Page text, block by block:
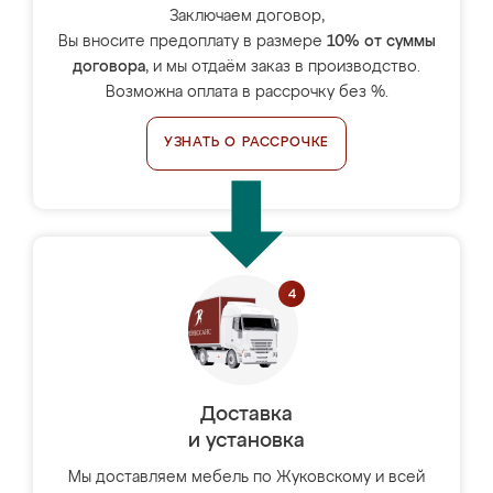
Заключаем договор,
Вы вносите предоплату в размере 10% от суммы
договора, и мы отдаём заказ в производство.
Возможна оплата в рассрочку без %.
УЗНАТЬ О РАССРОЧКЕ
Доставка
и установка
Мы доставляем мебель по Жуковскому и всей